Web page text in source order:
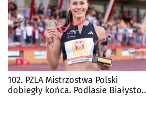
102. PZLA Mistrzostwa Polski
dobiegły końca. Podlasie Białystok